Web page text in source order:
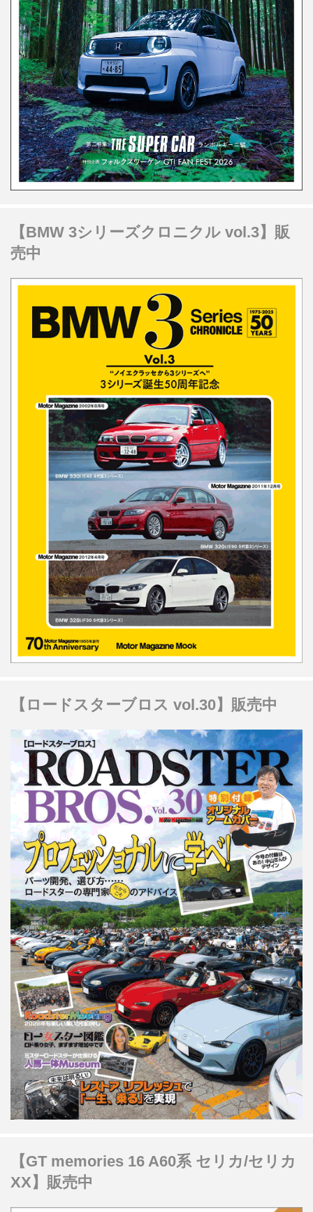
【BMW 3シリーズクロニクル vol.3】販
売中
【ロードスターブロス vol.30】販売中
【GT memories 16 A60系 セリカ/セリカ
XX】販売中